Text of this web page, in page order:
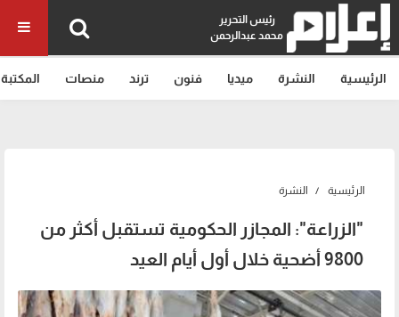
رئيس التحرير
محمد عبدالرحمن
الرئيسية النشرة ميديا فنون ترند منصات المكتبة
الرئيسية النشرة
"الزراعة": المجازر الحكومية تستقبل أكثر من
9800 أضحية خلال أول أيام العيد